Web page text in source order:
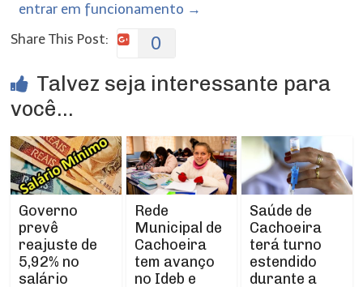
entrar em funcionamento →
Share This Post:
0
Talvez seja interessante para
você...
Governo
prevê
reajuste de
5,92% no
salário
Rede
Municipal de
Cachoeira
tem avanço
no Ideb e
Saúde de
Cachoeira
terá turno
estendido
durante a